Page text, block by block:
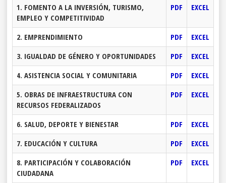
1. FOMENTO A LA INVERSIÓN, TURISMO,
EMPLEO Y COMPETITIVIDAD
PDF EXCEL
2. EMPRENDIMIENTO PDF
EXCEL
3. IGUALDAD DE GÉNERO Y OPORTUNIDADES
PDF
EXCEL
4. ASISTENCIA SOCIAL Y COMUNITARIA
PDF
EXCEL
5. OBRAS DE INFRAESTRUCTURA CON
RECURSOS FEDERALIZADOS
PDF EXCEL
6. SALUD, DEPORTE Y BIENESTAR PDF
EXCEL
7. EDUCACIÓN Y CULTURA
PDF
EXCEL
8. PARTICIPACIÓN Y COLABORACIÓN
CIUDADANA
PDF EXCEL